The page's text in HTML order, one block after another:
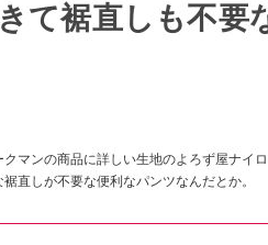
て裾直しも不要
マンの商品に詳しい生地のよろず屋ナイ
直しが不要な便利なパンツなんだとか。